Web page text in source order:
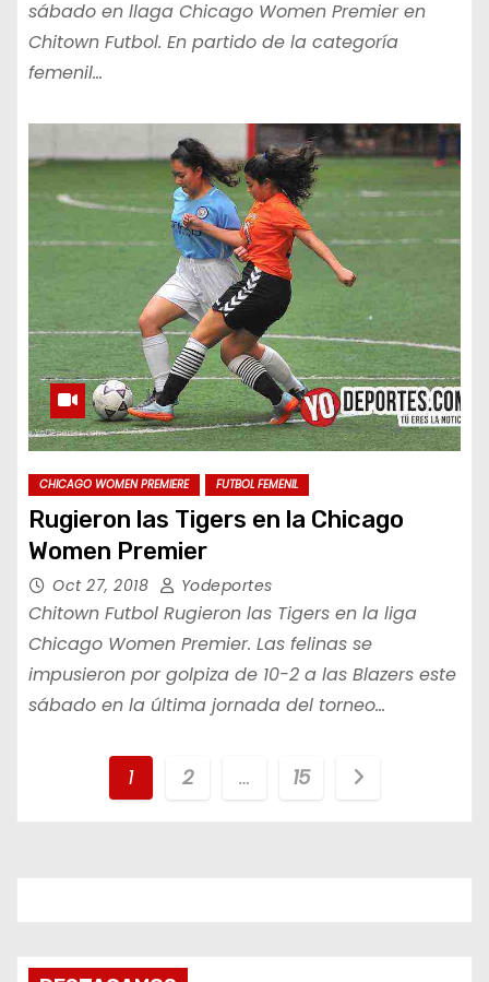
sábado en llaga Chicago Women Premier en
Chitown Futbol. En partido de la categoría
femenil…
CHICAGO WOMEN PREMIERE FUTBOL FEMENIL
Rugieron las Tigers en la Chicago
Women Premier
Oct 27, 2018 Yodeportes
Chitown Futbol Rugieron las Tigers en la liga
Chicago Women Premier. Las felinas se
impusieron por golpiza de 10-2 a las Blazers este
sábado en la última jornada del torneo…
n
1 2 … 15